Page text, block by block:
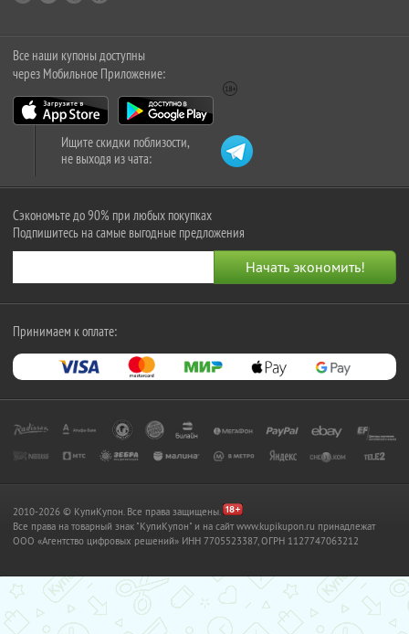
Все наши купоны доступны
через Мобильное Приложение:
Ищите скидки поблизости,
не выходя из чата:
Сэкономьте до 90% при любых покупках
Подпишитесь на самые выгодные предложения
Принимаем к оплате:
2010-2026 © КупиКупон. Все права защищены.
Все права на товарный знак "КупиКупон" и на сайт www.kupikupon.ru принадлежат
OOO «Агентство цифровых решений» ИНН 7705523387, ОГРН 1127747063212